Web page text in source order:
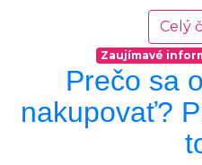
Celý
Zaujímavé
Prečo sa
nakupovať?